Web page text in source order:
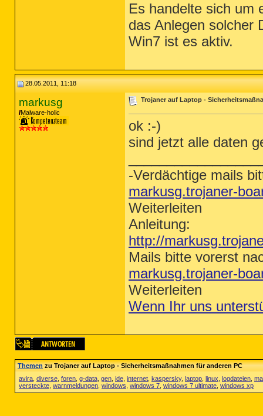
Es handelte sich um
das Anlegen solcher
Win7 ist es aktiv.
28.05.2011, 11:18
markusg
Malware-holic
Trojaner auf Laptop -
ok :-)
sind jetzt alle daten
-Verdächtige mails
markusg.trojaner-
Weiterleiten
Anleitung:
http://
Mails bitte vorerst
markusg.trojaner-
Weiterleiten
Wenn Ihr uns
Themenzu Trojaner auf Laptop - Sicherheitsmaßnahmen für anderen PC
avira diverse foren g-data gen ide internet kaspersky, laptop linux logdateien
versteckte warnmeldungen windows windows 7 windows 7 ultimate windows xp